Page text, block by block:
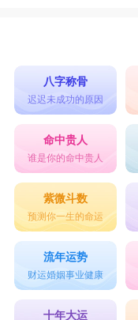
八字称骨
迟迟未成功的原因
命中贵人
谁是你的命中贵人
紫微斗数
预测你一生的命运
流年运势
财运婚姻事业健康
十年大运